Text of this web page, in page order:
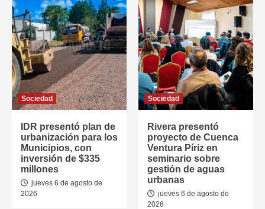
Sociedad
IDR presentó plan de
urbanización para los
Municipios, con
inversión de $335
millones
jueves 6 de agosto de
2026
Sociedad
Rivera presentó
proyecto de Cuenca
Ventura Píriz en
seminario sobre
gestión de aguas
urbanas
jueves 6 de agosto de
2026